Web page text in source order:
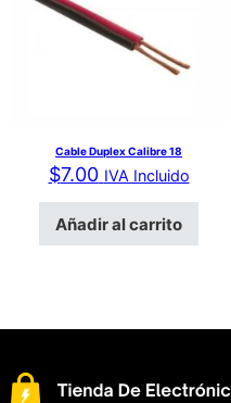
Cable Duplex Calibre 18
$7.00 IVA Incluido
Añadir al carrito